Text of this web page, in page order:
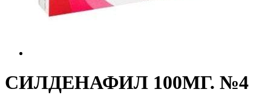
СИЛДЕНАФИЛ 100МГ. №4